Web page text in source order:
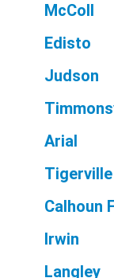
McColl
Edisto
Judson
Arial
Tigerville
Calhoun
Irwin
Langley